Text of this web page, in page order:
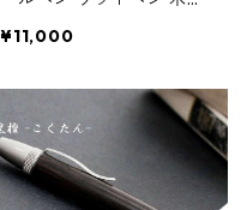
プ SP15301
¥11,000